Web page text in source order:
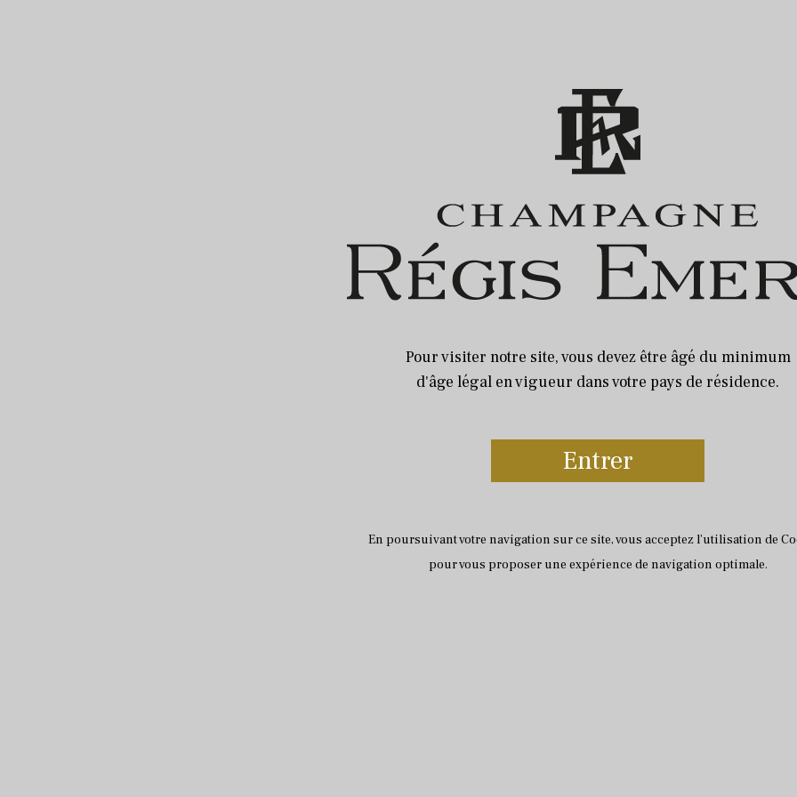
Pour visiter notre site, vous devez être âgé du minimum
d'âge légal en vigueur dans votre pays de résidence.
Entrer
En poursuivant votre navigation sur ce site, vous acceptez l’utilisation de
pour vous proposer une expérience de navigation optimale.